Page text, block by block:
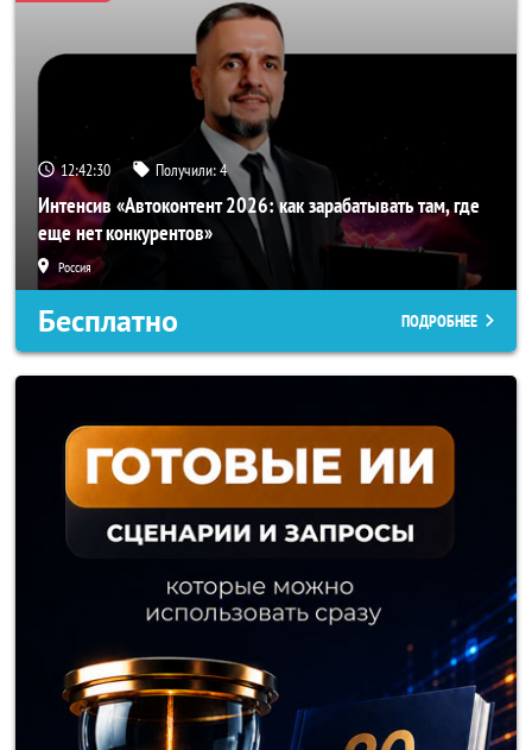
12:42:28 Получили:4
Интенсив «Автоконтент 2026: как зарабатывать там, где
еще нет конкурентов»
Россия
Бесплатно ПОДРОБНЕЕ